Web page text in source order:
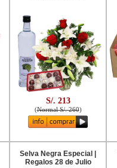
S/. 213
(Normal S/. 260)
Selva Negra Especial |
Regalos 28 de Julio